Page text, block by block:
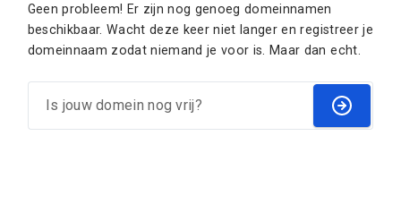
Geen probleem! Er zijn nog genoeg domeinnamen
beschikbaar. Wacht deze keer niet langer en registreer je
domeinnaam zodat niemand je voor is. Maar dan echt.